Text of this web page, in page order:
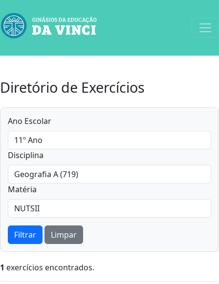
Diretório de Exercícios
Ano Escolar
Disciplina
Matéria
Filtrar Limpar
1 exercícios encontrados.